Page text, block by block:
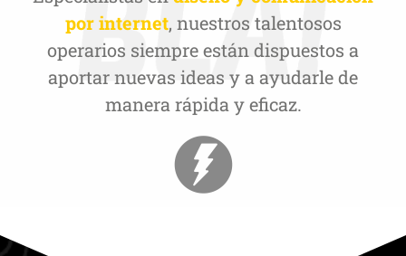
por internet, nuestros talentosos
operarios siempre están dispuestos a
aportar nuevas ideas y a ayudarle de
manera rápida y eficaz.